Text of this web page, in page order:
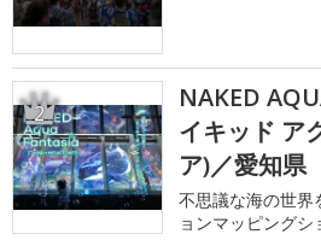
2
NAKED
イキッド ア
ア)／愛知県
不思議な海の世界
ョンマッピングシ